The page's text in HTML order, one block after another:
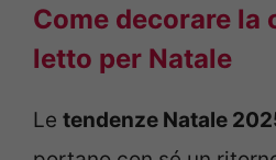
Come decorare la
letto per Natale
Le tendenze Natale